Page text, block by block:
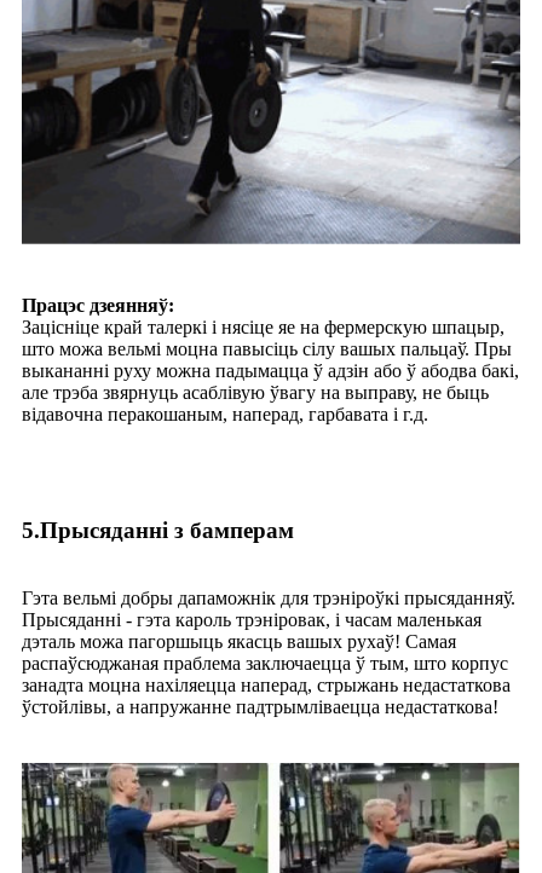
Працэс дзеянняў:
Зацісніце край талеркі і нясіце яе на фермерскую шпацыр,
што можа вельмі моцна павысіць сілу вашых пальцаў. Пры
выкананні руху можна падымацца ў адзін або ў абодва бакі,
але трэба звярнуць асаблівую ўвагу на выправу, не быць
відавочна перакошаным, наперад, гарбавата і г.д.
5.Прысяданні з бамперам
Гэта вельмі добры дапаможнік для трэніроўкі прысяданняў.
Прысяданні - гэта кароль трэніровак, і часам маленькая
дэталь можа пагоршыць якасць вашых рухаў! Самая
распаўсюджаная праблема заключаецца ў тым, што корпус
занадта моцна нахіляецца наперад, стрыжань недастаткова
ўстойлівы, а напружанне падтрымліваецца недастаткова!